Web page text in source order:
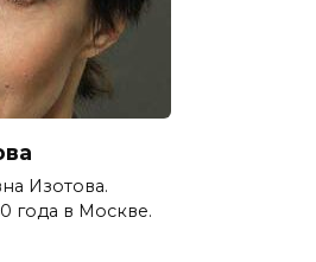
Изотова.
года в Москве.